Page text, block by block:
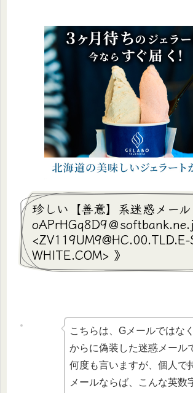
珍しい【善意】系迷惑メー
oAPrHGq8D9＠
WHITE.COM> 》
こちらは、Gメールではな
からに偽装した迷惑メール
何度も言いますが、個人で
メールならば、こんな英数